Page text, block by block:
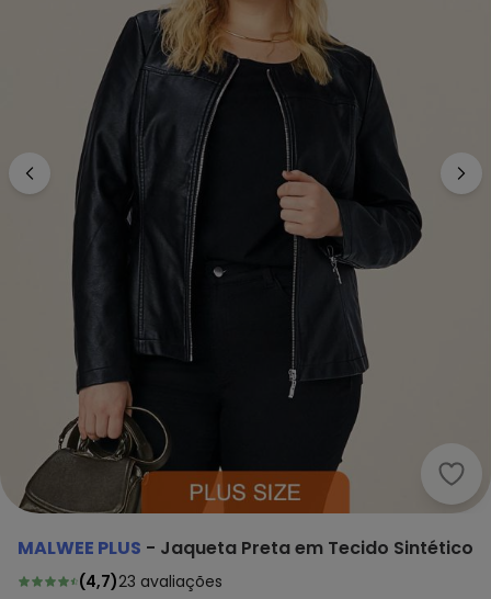
MALWEE PLUS - Jaqueta Preta em Tecido Sintético
(4,7)23 avaliações